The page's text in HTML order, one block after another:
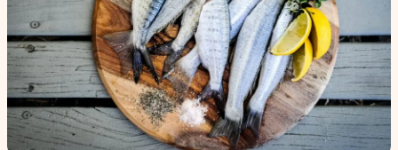
Kunstig intelligens
Infrastruktur
BitCoin
EU-Kommisjonen
Grønt skifte
Brukervilkår
Cookiepolicy
Retningslinjer for rettelser
Redaksjonell policy